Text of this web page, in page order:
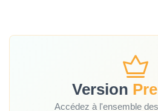
Version
Accédez à l'ensemble